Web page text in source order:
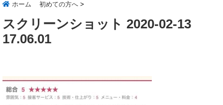
ホーム 初めての方へ >
スクリーンショット 2020-02-13
17.06.01